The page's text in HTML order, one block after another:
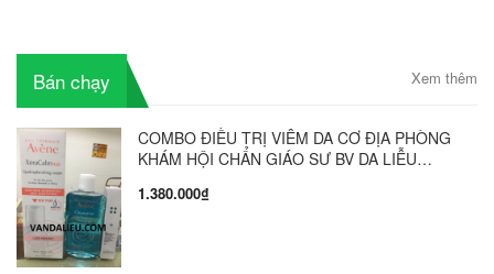
Bán chạy Xem thêm
COMBO ĐIỀU TRỊ VIÊM DA CƠ ĐỊA PHÒNG
KHÁM HỘI CHẨN GIÁO SƯ BV DA LIỄU
GỒM 3 SẢN PHẨM )
1.380.000₫